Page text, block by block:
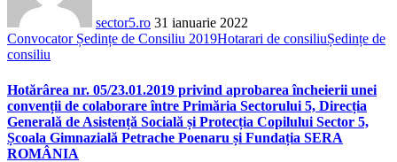
sector5.ro 31 ianuarie 2022
Convocator Ședințe de Consiliu 2019Hotarari de consiliuȘedințe de
consiliu
Hotărârea nr. 05/23.01.2019 privind aprobarea încheierii unei
convenții de colaborare între Primăria Sectorului 5, Direcția
Generală de Asistență Socială și Protecția Copilului Sector 5,
Școala Gimnazială Petrache Poenaru și Fundația SERA
ROMÂNIA